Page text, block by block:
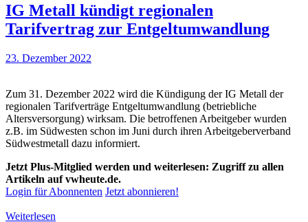
IG Metall kündigt regionalen
Tarifvertrag zur Entgeltumwandlung
23. Dezember 2022
Zum 31. Dezember 2022 wird die Kündigung der IG Metall der
regionalen Tarifverträge Entgeltumwandlung (betriebliche
Altersversorgung) wirksam. Die betroffenen Arbeitgeber wurden
z.B. im Südwesten schon im Juni durch ihren Arbeitgeberverband
Südwestmetall dazu informiert.
Jetzt Plus-Mitglied werden und weiterlesen: Zugriff zu allen
Artikeln auf vwheute.de.
Login für Abonnenten Jetzt abonnieren!
Weiterlesen